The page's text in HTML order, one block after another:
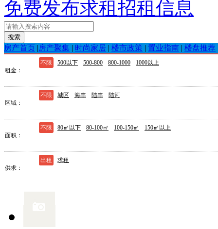
免费发布求租招租信息
房产首页 |房产聚集 | 时尚家居 | 楼市政策 | 置业指南 | 楼盘推荐
租金
不限 500以下 500-800 800-1000 1000以上
区域
不限 城区 海丰 陆丰 陆河
面积
不限 80㎡以下 80-100㎡ 100-150㎡ 150㎡以上
供求
出租 求租